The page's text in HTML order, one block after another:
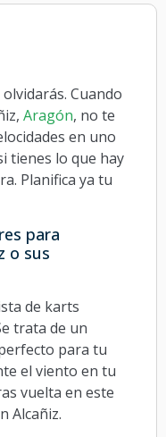
Cuando
Aragón, no te
en uno
tienes lo que hay
Planifica ya tu
para
o sus
de karts
trata de un
para tu
el viento en tu
vuelta en este
Alcañiz.